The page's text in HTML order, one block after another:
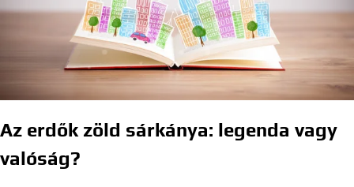
Az erdők zöld sárkánya: legenda vagy
valóság?